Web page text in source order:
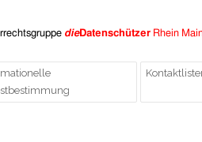
dieDatenschützer Rhein